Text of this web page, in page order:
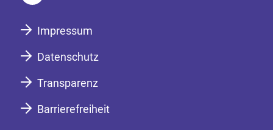
Impressum
Datenschutz
Transparenz
Barrierefreiheit